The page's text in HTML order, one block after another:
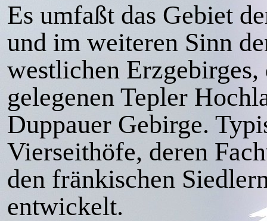
Es umfaßt das Gebiet
und im weiteren Sinn
westlichen
gelegenen Tepler
Duppauer Gebirge.
Vierseithöfe, deren
den fränkischen
entwickelt.